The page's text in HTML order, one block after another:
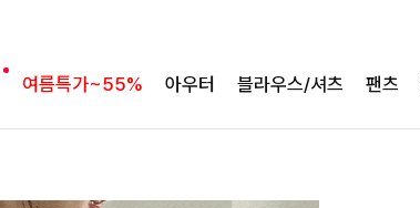
여름특가~55% 아우터 블라우스/셔츠 팬츠